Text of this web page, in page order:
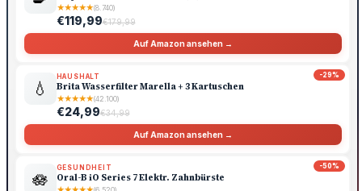
★★★★★(8.740)
€119,99€179,99
Auf Amazon ansehen →
-29%
💧
HAUSHALT
Brita Wasserfilter Marella + 3 Kartuschen
★★★★★(42.100)
€24,99€34,99
Auf Amazon ansehen →
-50%
🪷
GESUNDHEIT
Oral-B iO Series 7 Elektr. Zahnbürste